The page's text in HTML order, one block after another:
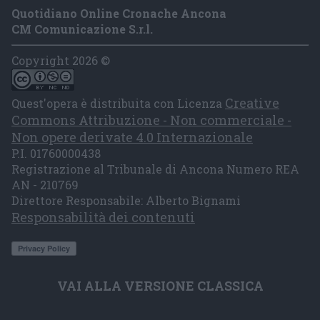
Quotidiano Online Cronache Ancona
CM Comunicazione S.r.l.
Copyright 2026 ©
Quest'opera è distribuita con Licenza Creative
Commons Attribuzione - Non commerciale -
Non opere derivate 4.0 Internazionale
P.I. 01760000438
Registrazione al Tribunale di Ancona Numero REA
AN - 210769
Direttore Responsabile: Alberto Bignami
Responsabilità dei contenuti
VAI ALLA VERSIONE CLASSICA